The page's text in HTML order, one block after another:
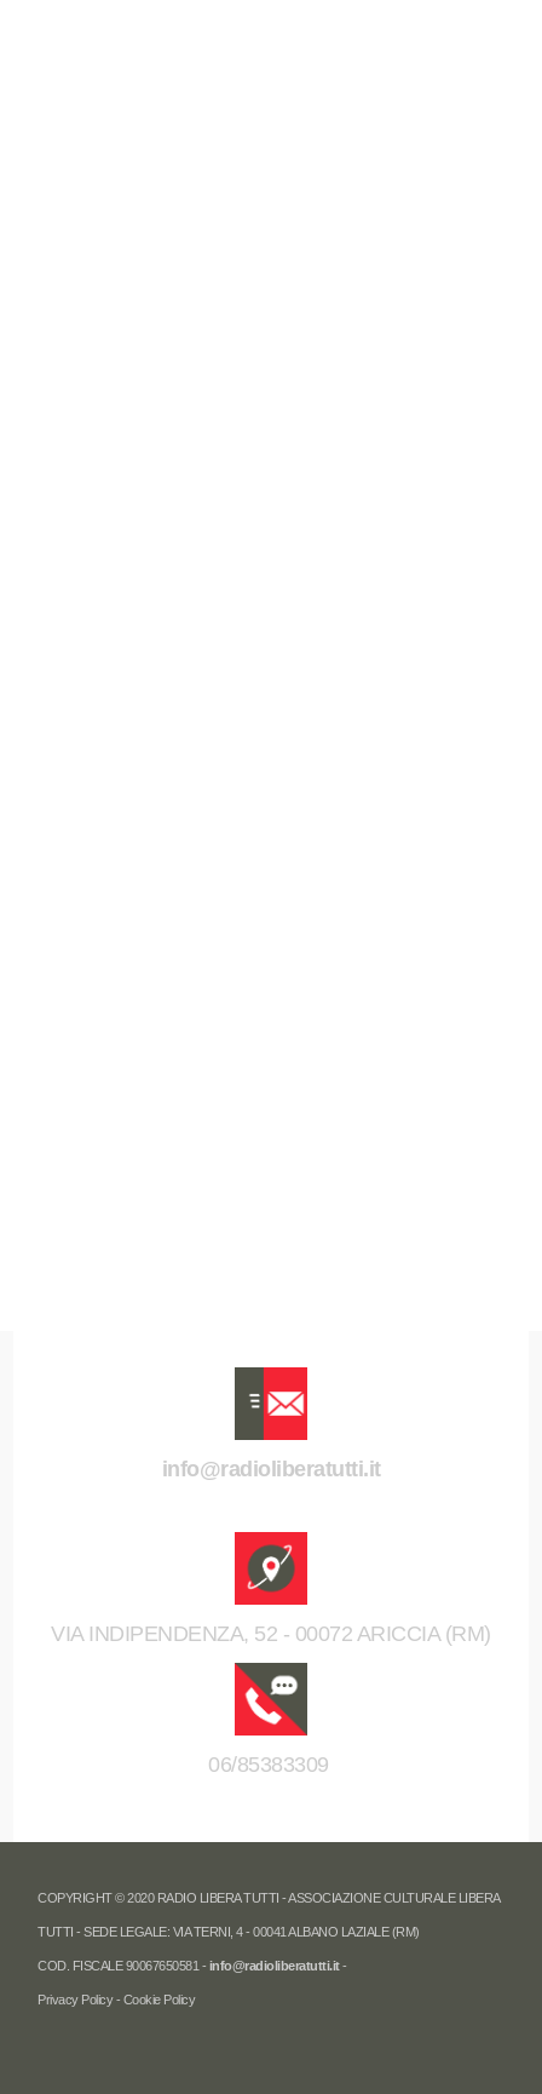
info@radioliberatutti.it
VIA INDIPENDENZA, 52 - 00072 ARICCIA (RM)
06/85383309
COPYRIGHT © 2020 RADIO LIBERA TUTTI - ASSOCIAZIONE CULTURALE LIBERA
TUTTI - SEDE LEGALE: VIA TERNI, 4 - 00041 ALBANO LAZIALE (RM)
COD. FISCALE 90067650581 - info@radioliberatutti.it-
Privacy Policy- Cookie Policy